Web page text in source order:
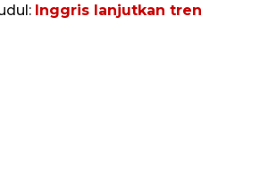
Inggris lanjutkan tren